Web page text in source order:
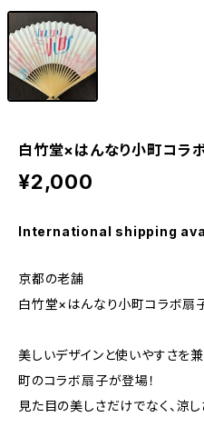
白竹堂×はんなり小町コラ
¥2,000
International shipping
京都の老舗
白竹堂×はんなり小町コラボ扇
美しいデザインと使いやすさを
町のコラボ扇子が登場！
見た目の美しさだけでなく、涼